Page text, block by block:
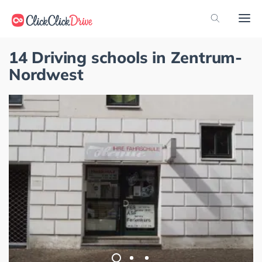
14 Driving schools in Zentrum-
Nordwest